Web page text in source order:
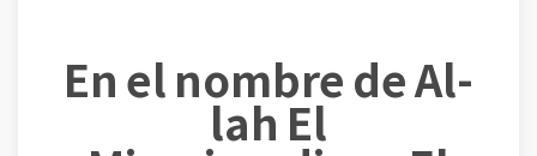
Sunnah, nº 04-30: Las posiciones de los astros
En el nombre de Al-
lah El